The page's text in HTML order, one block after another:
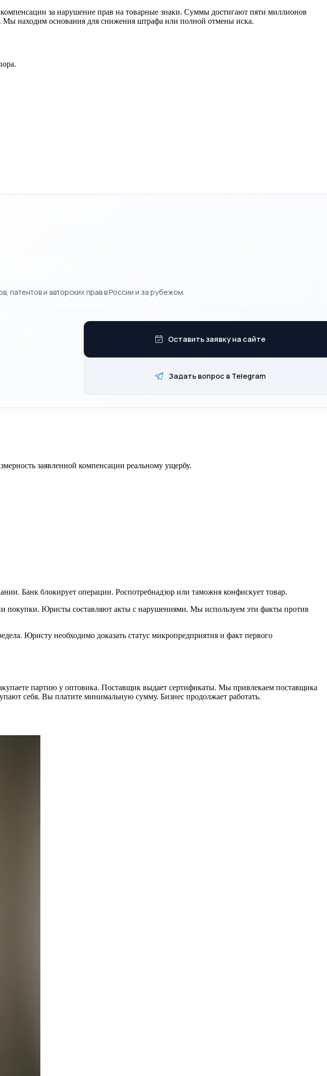
за нарушение прав на товарные знаки. Суммы достигают пяти миллионов
Мы находим основания для снижения штрафа или полной отмены иска.
патентов и авторских прав в России и за рубежом.
Оставить заявку на сайте
Задать вопрос в Telegram
заявленной компенсации реальному ущербу.
Банк блокирует операции. Роспотребнадзор или таможня конфискует товар.
покупки. Юристы составляют акты с нарушениями. Мы используем эти факты против
Юристу необходимо доказать статус микропредприятия и факт первого
партию у оптовика. Поставщик выдает сертификаты. Мы привлекаем поставщика
себя. Вы платите минимальную сумму. Бизнес продолжает работать.